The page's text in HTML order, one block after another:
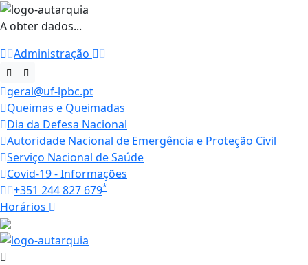
A obter dados...
Administração
geral@uf-lpbc.pt
Queimas e Queimadas
Dia da Defesa Nacional
Autoridade Nacional de Emergência e Proteção Civil
Serviço Nacional de Saúde
Covid-19 - Informações
+351 244 827 679*
Horários